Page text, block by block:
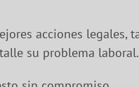
acciones legales,
su problema laboral.